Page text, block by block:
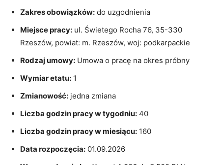
Zakres obowiązków: do uzgodnienia
Miejsce pracy: ul. Świetego Rocha 76, 35-330
Rzeszów, powiat: m. Rzeszów, woj: podkarpackie
Rodzaj umowy: Umowa o pracę na okres próbny
Wymiar etatu: 1
Zmianowość: jedna zmiana
Liczba godzin pracy w tygodniu: 40
Liczba godzin pracy w miesiącu: 160
Data rozpoczęcia: 01.09.2026